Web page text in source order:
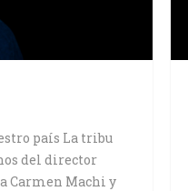
país La tribu
del director
Carmen Machi y